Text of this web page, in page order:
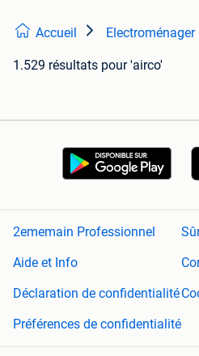
Accueil Electroménager
1.529 résultats pour 'airco'
2ememain Professionnel
Aide et Info
Déclaration de confidentialité
Préférences de confidentialité